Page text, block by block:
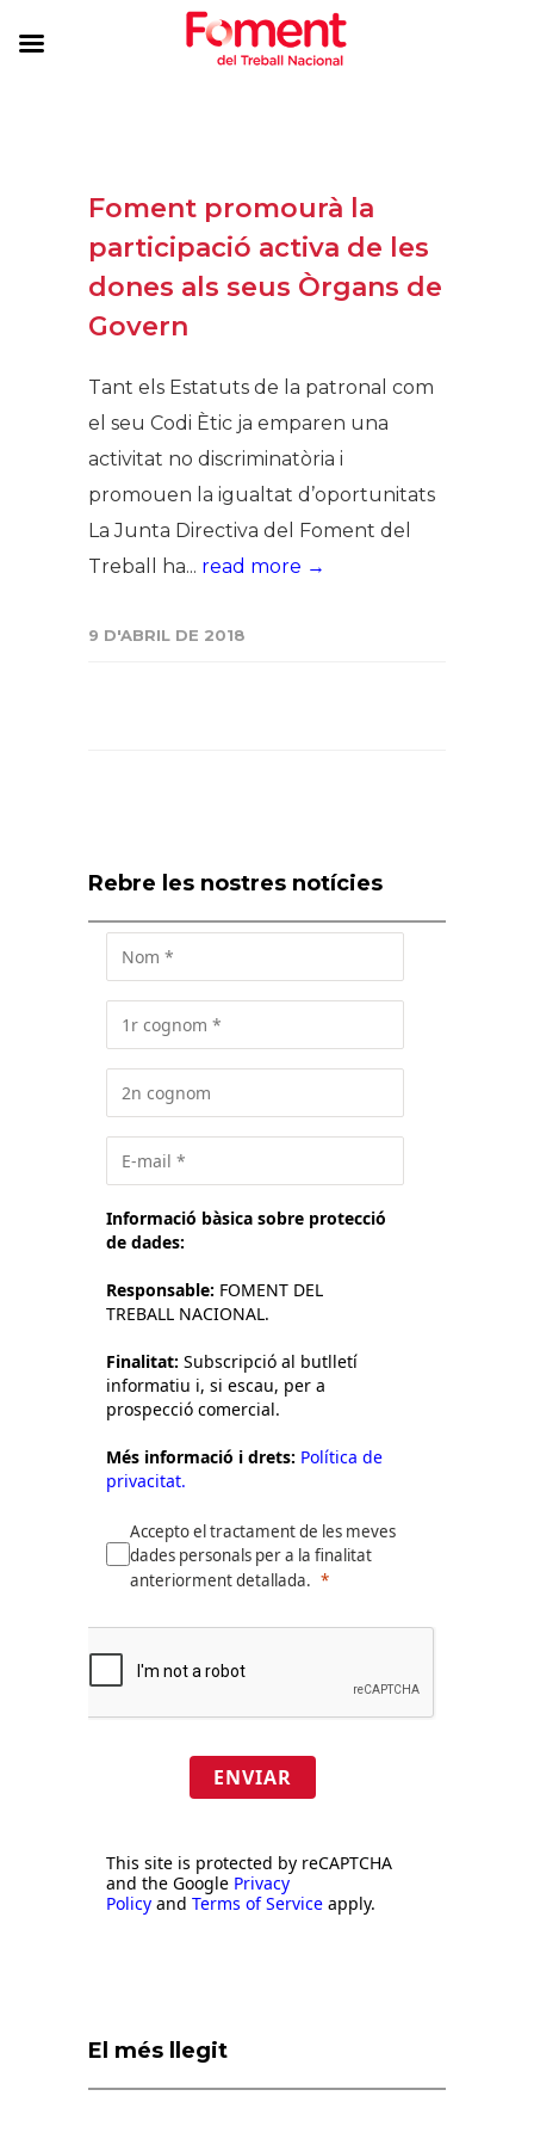
Foment promourà la
participació activa de les
dones als seus Òrgans de
Govern
Tant els Estatuts de la patronal com
el seu Codi Ètic ja emparen una
activitat no discriminatòria i
promouen la igualtat d’oportunitats
La Junta Directiva del Foment del
Treball ha... read more →
9 D'ABRIL DE 2018
Rebre les nostres notícies
Informació bàsica sobre protecció
de dades:
Responsable: FOMENT DEL
TREBALL NACIONAL.
Finalitat: Subscripció al butlletí
informatiu i, si escau, per a
prospecció comercial.
Més informació i drets: Política de
privacitat.
Accepto el tractament de les meves
dades personals per a la finalitat
anteriorment detallada.
ENVIAR
This site is protected by reCAPTCHA
and the Google Privacy
Policy and Terms of Service apply.
El més llegit